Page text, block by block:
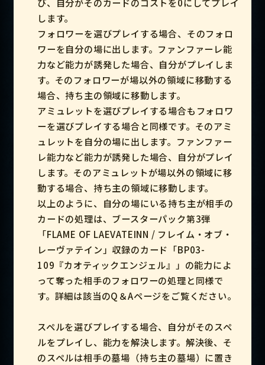
します。
フォロワーを選びプレイする場合、そのフォロ
ワーを自分の場に出します。ファンファーレ能
力など能力が誘発した場合、自分がプレイしま
す。そのフォロワーが場以外の領域に移動する
場合、持ち主の領域に移動します。
アミュレットを選びプレイする場合もフォロワ
ーを選びプレイする場合と同様です。そのアミ
ュレットを自分の場に出します。ファンファー
レ能力など能力が誘発した場合、自分がプレイ
します。そのアミュレットが場以外の領域に移
動する場合、持ち主の領域に移動します。
以上のように、自分の場にいる持ち主が相手の
カードの処理は、ブースターパック第3弾
「FLAME OF LAEVATEINN / フレイム・オブ・
レーヴァテイン」収録のカード「BP03-
109『カオティックエンジェル』」の能力によ
って奪った相手のフォロワーの処理と同様で
す。詳細は該当のQ＆Aページをご覧ください。
スペルを選びプレイする場合、自分がそのスペ
ルをプレイし、能力を解決します。解決後、そ
のスペルは相手の墓場（持ち主の墓場）に置き